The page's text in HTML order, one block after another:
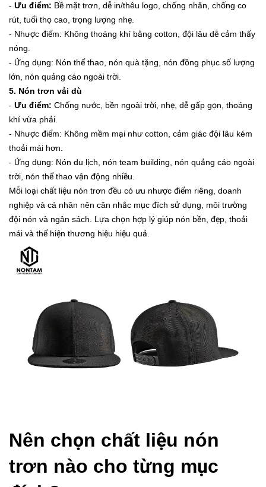
- Ưu điểm: Bề mặt trơn, dễ in/thêu logo, chống nhăn, chống co
rút, tuổi thọ cao, trọng lượng nhẹ.
- Nhược điểm: Không thoáng khí bằng cotton, đội lâu dễ cảm thấy
nóng.
- Ứng dụng: Nón thể thao, nón quà tặng, nón đồng phục số lượng
lớn, nón quảng cáo ngoài trời.
5. Nón trơn vải dù
- Ưu điểm: Chống nước, bền ngoài trời, nhẹ, dễ gấp gọn, thoáng
khí vừa phải.
- Nhược điểm: Không mềm mại như cotton, cảm giác đội lâu kém
thoải mái hơn.
- Ứng dụng: Nón du lịch, nón team building, nón quảng cáo ngoài
trời, nón thể thao vận động nhiều.
Mỗi loại chất liệu nón trơn đều có ưu nhược điểm riêng, doanh
nghiệp và cá nhân nên cân nhắc mục đích sử dụng, môi trường
đội nón và ngân sách. Lựa chọn hợp lý giúp nón bền, đẹp, thoải
mái và thể hiện thương hiệu hiệu quả.
Nên chọn chất liệu nón
trơn nào cho từng mục